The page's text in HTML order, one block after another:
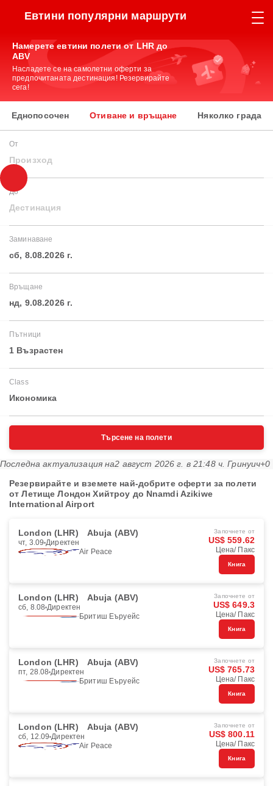
Евтини популярни маршрути
Намерете евтини полети от LHR до
ABV
Насладете се на самолетни оферти за
предпочитаната дестинация! Резервирайте
сега!
Еднопосочен Отиване и връщане Няколко града
От
Произход
До
Дестинация
Заминаване
сб, 8.08.2026 г.
Връщане
нд, 9.08.2026 г.
Пътници
1 Възрастен
Class
Икономика
Търсене на полети
Последна актуализация на2 август 2026 г. в 21:48 ч. Гринуич+0
Резервирайте и вземете най-добрите оферти за полети
от Летище Лондон Хийтроу до Nnamdi Azikiwe
International Airport
London (LHR) Abuja (ABV)
чт, 3.09 Директен
Air Peace
Започнете от
US$ 559.62
Цена/ Пакс
Книга
London (LHR) Abuja (ABV)
сб, 8.08 Директен
Бритиш Еъруейс
Започнете от
US$ 649.3
Цена/ Пакс
Книга
London (LHR) Abuja (ABV)
пт, 28.08 Директен
Бритиш Еъруейс
Започнете от
US$ 765.73
Цена/ Пакс
Книга
London (LHR) Abuja (ABV)
сб, 12.09 Директен
Air Peace
Започнете от
US$ 800.11
Цена/ Пакс
Книга